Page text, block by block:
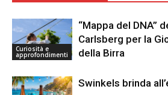
Curiosità e
approfondimenti
“Mappa del DNA”
Carlsberg per la
della Birra
Swinkels brinda